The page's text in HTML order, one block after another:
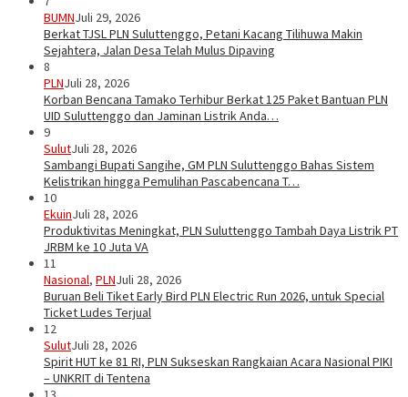
BUMNJuli 29, 2026
Berkat TJSL PLN Suluttenggo, Petani Kacang Tilihuwa Makin
Sejahtera, Jalan Desa Telah Mulus Dipaving
8
PLNJuli 28, 2026
Korban Bencana Tamako Terhibur Berkat 125 Paket Bantuan PLN
UID Suluttenggo dan Jaminan Listrik Anda…
9
SulutJuli 28, 2026
Sambangi Bupati Sangihe, GM PLN Suluttenggo Bahas Sistem
Kelistrikan hingga Pemulihan Pascabencana T…
10
EkuinJuli 28, 2026
Produktivitas Meningkat, PLN Suluttenggo Tambah Daya Listrik PT
JRBM ke 10 Juta VA
11
Nasional, PLNJuli 28, 2026
Buruan Beli Tiket Early Bird PLN Electric Run 2026, untuk Special
Ticket Ludes Terjual
12
SulutJuli 28, 2026
Spirit HUT ke 81 RI, PLN Sukseskan Rangkaian Acara Nasional PIKI
– UNKRIT di Tentena